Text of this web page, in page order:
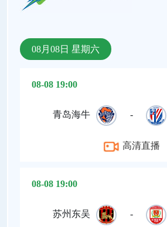
08月08日 星期六
08-08 19:00
青岛海牛 -
高清直播
08-08 19:00
苏州东吴 -